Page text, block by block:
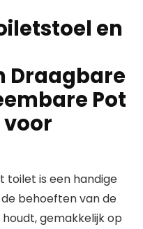
en
Draagbare
Pot
toilet is een handige
behoeften van de
gemakkelijk op